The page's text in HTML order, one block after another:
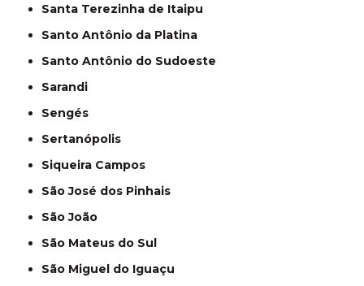
Santa Terezinha de Itaipu
Santo Antônio da Platina
Santo Antônio do Sudoeste
Sarandi
Sengés
Sertanópolis
Siqueira Campos
São José dos Pinhais
São João
São Mateus do Sul
São Miguel do Iguaçu